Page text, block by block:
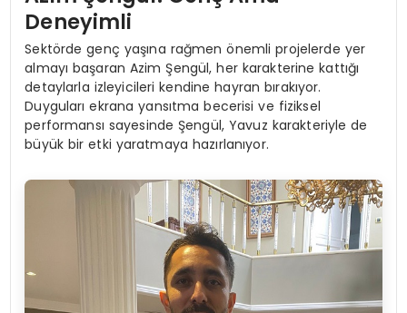
Deneyimli
Sektörde genç yaşına rağmen önemli projelerde yer
almayı başaran Azim Şengül, her karakterine kattığı
detaylarla izleyicileri kendine hayran bırakıyor.
Duyguları ekrana yansıtma becerisi ve fiziksel
performansı sayesinde Şengül, Yavuz karakteriyle de
büyük bir etki yaratmaya hazırlanıyor.